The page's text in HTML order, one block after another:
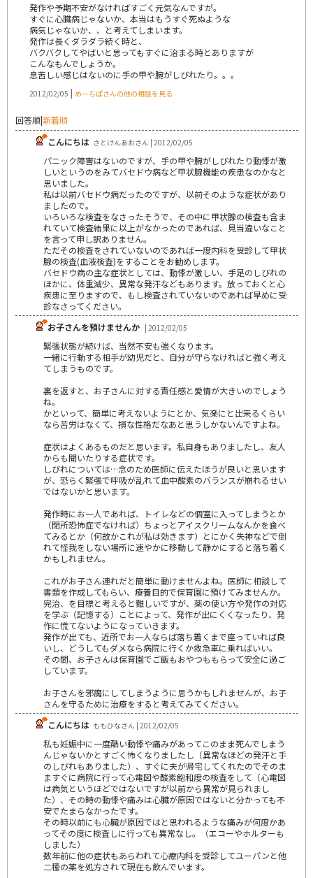
発作や予期不安がなければすごく元気なんですが。
すぐに心臓病じゃないか、本当はもうすぐ死ぬような
病気じゃないか、、と考えてしまいます。
発作は長くダラダラ続く時と、
バクバクしてやばいと思ってもすぐに治まる時とありますが
こんなもんでしょうか。
息苦しい感じはないのに手の甲や腕がしびれたり。。。
2012/02/05 | めーちぱさんの他の相談を見る
回答順|新着順
こんにちは さとけんあおさん | 2012/02/05
パニック障害はないのですが、手の甲や腕がしびれたり動悸が激
しいというのをみてバセドウ病など甲状腺機能の疾患なのかなと
思いました。
私は以前バセドウ病だったのですが、以前そのような症状があり
ましたので。
いろいろな検査をなさったそうで、その中に甲状腺の検査も含ま
れていて検査結果に以上がなかったのであれば、見当違いなこと
を言って申し訳ありません。
ただその検査をされていないのであれば一度内科を受診して甲状
腺の検査(血液検査)をすることをお勧めします。
バセドウ病の主な症状としては、動悸が激しい、手足のしびれの
ほかに、体重減少、異常な発汗などもあります。放っておくと心
疾患に至りますので、もし検査されていないのであれば早めに受
診なさってください。
お子さんを預けませんか | 2012/02/05
緊張状態が続けば、当然不安も強くなります。
一緒に行動する相手が幼児だと、自分が守らなければと強く考え
てしまうものです。
裏を返すと、お子さんに対する責任感と愛情が大きいのでしょう
ね。
かといって、簡単に考えないようにとか、気楽にと出来るくらい
なら苦労はなくて、損な性格だなあと思うしかないんですよね。
症状はよくあるものだと思います。私自身もありましたし、友人
からも聞いたりする症状です。
しびれについては…念のため医師に伝えたほうが良いと思います
が、恐らく緊張で呼吸が乱れて血中酸素のバランスが崩れるせい
ではないかと思います。
発作時にお一人であれば、トイレなどの個室に入ってしまうとか
（閉所恐怖症でなければ）ちょっとアイスクリームなんかを食べ
てみるとか（何故かこれが私は効きます）とにかく失神などで倒
れて怪我をしない場所に速やかに移動して静かにすると落ち着く
かもしれません。
これがお子さん連れだと簡単に動けませんよね。医師に相談して
書類を作成してもらい、療養目的で保育園に預けてみませんか。
完治、を目標と考えると難しいですが、薬の使い方や発作の対応
を学ぶ（記憶する）ことによって、発作が出にくくなったり、発
作に慌てないようになっていきます。
発作が出ても、近所でお一人ならば落ち着くまで座っていれば良
いし、どうしてもダメなら病院に行くか救急車に乗ればいい。
その間、お子さんは保育園でご飯もおやつももらって安全に過ご
しています。
お子さんを邪魔にしてしまうように思うかもしれませんが、お子
さんを守るために治療をすると考えてみてください。
こんにちは ももひなさん | 2012/02/05
私も妊娠中に一度酷い動悸や痛みがあってこのまま死んでしまう
んじゃないかとすごく怖くなりましたし（異常なほどの発汗と手
のしびれもありました）、すぐに夫が帰宅してくれたのでそのま
ますぐに病院に行って心電図や酸素飽和度の検査をして（心電図
は病気というほどではないですが以前から異常が見られまし
た）、その時の動悸や痛みは心臓が原因ではないと分かっても不
安でたまらなかったです。
その時以前にも心臓が原因ではと思われるような痛みが何度かあ
ってその度に検査しに行っても異常なし。（エコーやホルターも
しました）
数年前に他の症状もあらわれて心療内科を受診してユーパンと他
二種の薬を処方されて現在も飲んでいます。